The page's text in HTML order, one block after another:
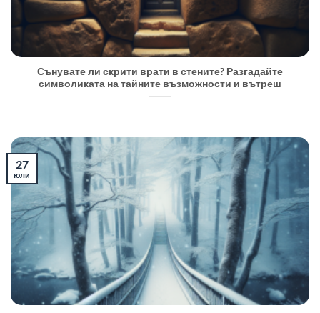
Сънувате ли скрити врати в стените? Разгадайте
символиката на тайните възможности и вътреш
27
юли